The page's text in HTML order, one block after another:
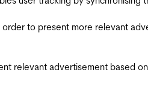
to present more relevant
relevant advertisement based